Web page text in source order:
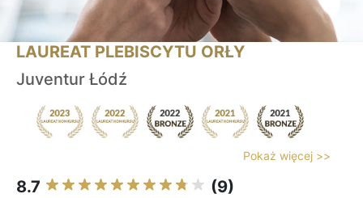
LAUREAT PLEBISCYTU ORŁY
Juventur Łódź
Pokaż więcej >>
8.7 (9)